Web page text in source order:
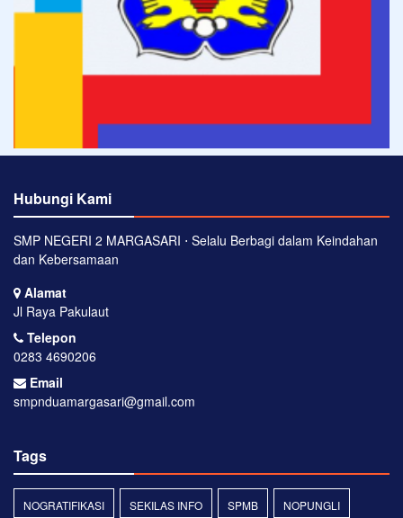
Hubungi Kami
SMP NEGERI 2 MARGASARI ⋅ Selalu Berbagi dalam Keindahan
dan Kebersamaan
Alamat
Jl Raya Pakulaut
Telepon
0283 4690206
Email
smpnduamargasari@gmail.com
Tags
NOGRATIFIKASI SEKILAS INFO SPMB NOPUNGLI